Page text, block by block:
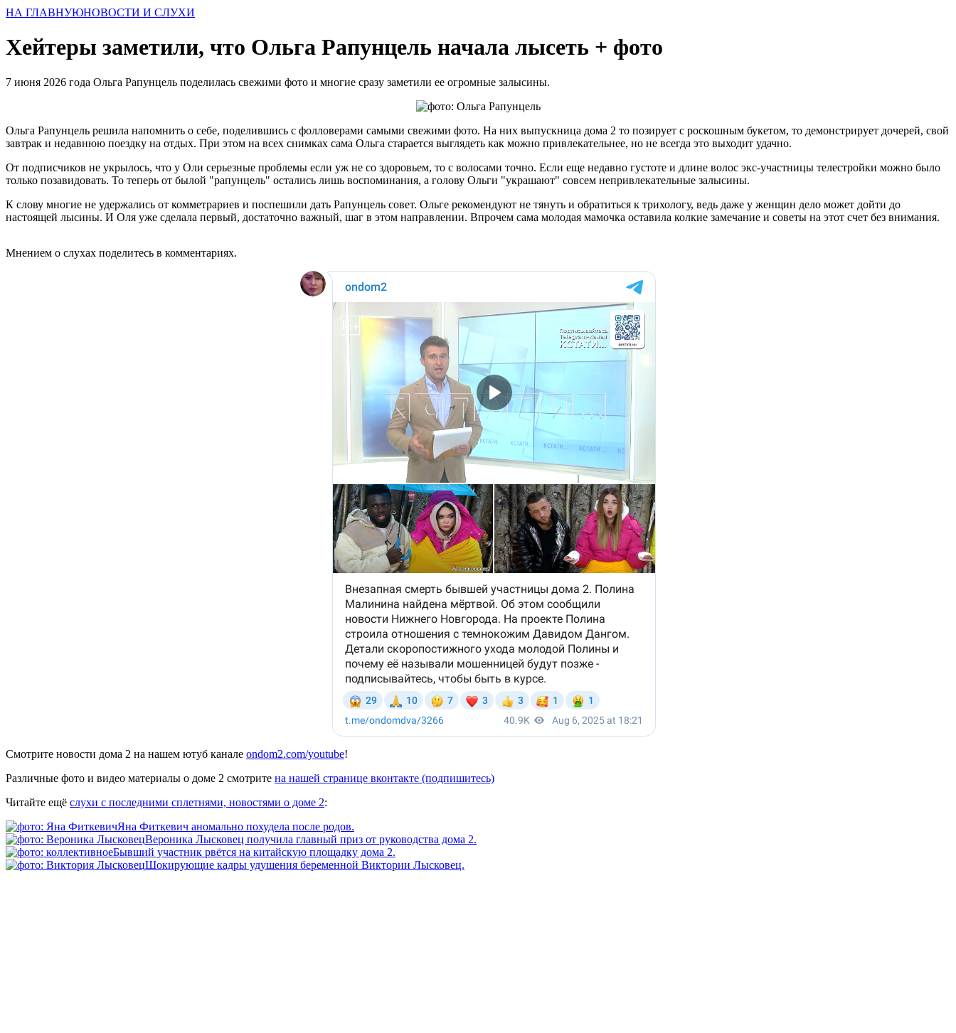
НА ГЛАВНУЮНОВОСТИ И СЛУХИ
Хейтеры заметили, что Ольга Рапунцель начала лысеть + фото
7 июня 2026 года Ольга Рапунцель поделилась свежими фото и многие сразу заметили ее огромные залысины.
Ольга Рапунцель решила напомнить о себе, поделившись с фолловерами самыми свежими фото. На них выпускница дома 2 то позирует с роскошным букетом, то демонстрирует дочерей, свой
завтрак и недавнюю поездку на отдых. При этом на всех снимках сама Ольга старается выглядеть как можно привлекательнее, но не всегда это выходит удачно.
От подписчиков не укрылось, что у Оли серьезные проблемы если уж не со здоровьем, то с волосами точно. Если еще недавно густоте и длине волос экс-участницы телестройки можно было
только позавидовать. То теперь от былой "рапунцель" остались лишь воспоминания, а голову Ольги "украшают" совсем непривлекательные залысины.
К слову многие не удержались от комметрариев и поспешили дать Рапунцель совет. Ольге рекомендуют не тянуть и обратиться к трихологу, ведь даже у женщин дело может дойти до
настоящей лысины. И Оля уже сделала первый, достаточно важный, шаг в этом направлении. Впрочем сама молодая мамочка оставила колкие замечание и советы на этот счет без внимания.
Мнением о слухах поделитесь в комментариях.
Смотрите новости дома 2 на нашем ютуб канале ondom2.com/youtube!
Различные фото и видео материалы о доме 2 смотрите на нашей странице вконтакте (подпишитесь)
Читайте ещё слухи с последними сплетнями, новостями о доме 2:
Яна Фиткевич аномально похудела после родов.
Вероника Лысковец получила главный приз от руководства дома 2.
Бывший участник рвётся на китайскую площадку дома 2.
Шокирующие кадры удушения беременной Виктории Лысковец.